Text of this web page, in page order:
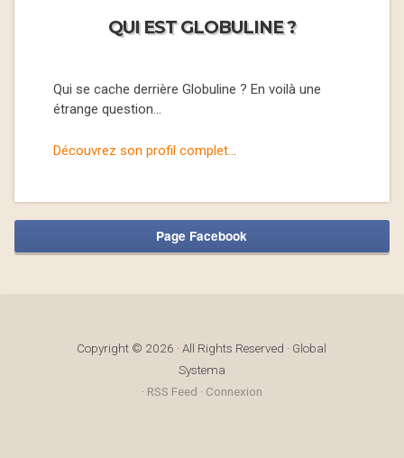
QUI EST GLOBULINE ?
Qui se cache derrière Globuline ? En voilà une
étrange question…
Découvrez son profil complet...
Page Facebook
Copyright © 2026 · All Rights Reserved · Global
Systema
· RSS Feed · Connexion